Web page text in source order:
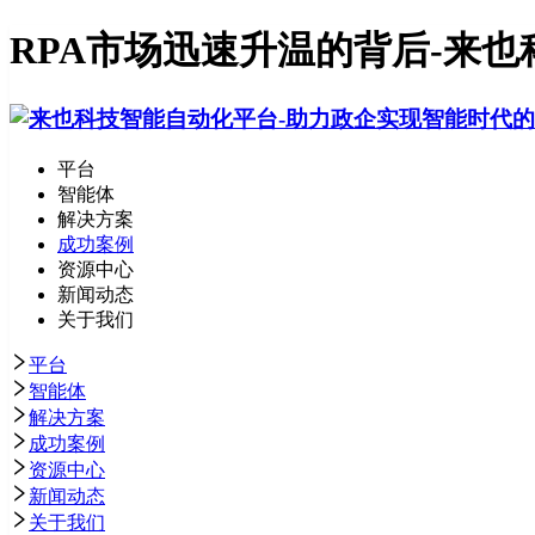
RPA市场迅速升温的背后-来也
平台
智能体
解决方案
成功案例
资源中心
新闻动态
关于我们
平台
智能体
解决方案
成功案例
资源中心
新闻动态
关于我们